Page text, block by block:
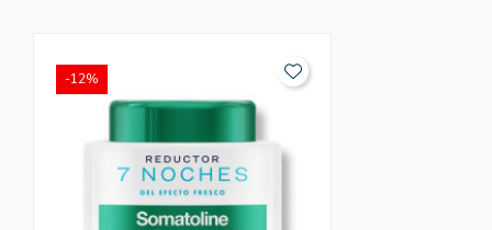
-12%